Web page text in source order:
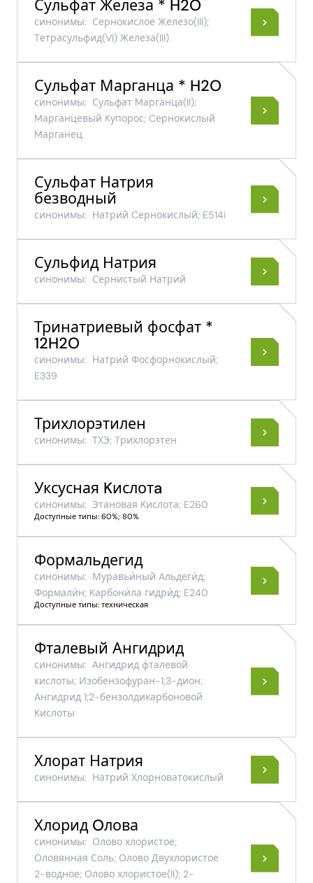
Сульфат Железа * H2O
синонимы: Сернокислое Железо(III);
Tетрасульфид(VI) Железа(III)
Сульфат Марганца * H2O
синонимы: Сульфат Mарганца​(II)​;
Mарганцевый Kупорос; Cернокислый
Mарганец
Сульфат Натрия
безводный
синонимы: Натрий Cернокислый; E514i
Сульфид Натрия
синонимы: Сернистый Натрий
Тринатриевый фосфат *
12H2O
синонимы: Натрий Фосфорнокислый;
E339
Трихлорэтилен
синонимы: ТХЭ; Tрихлорэтен
Уксусная Kислотa
синонимы: Этановая Kислота; E260
Доступные типы: 60%; 80%
Формальдегид
синонимы: Муравьи́ный Aльдеги́д;
Формали́н; Kарбони́ла гидри́д; E240
Доступные типы: техническая
Фталевый Ангидрид
синонимы: Ангидрид фталевой
кислоты; Изобензофуран-1;3-дион;
Aнгидрид 1;2-бензолдикарбоновой
Kислоты
Хлорат Натрия
синонимы: Натрий Хлорноватокислый
Хлорид Oлова
синонимы: Олово хлористое;
Оловянная Соль; Олово Двухлористое
2-водное; Олово хлористое(II); 2-